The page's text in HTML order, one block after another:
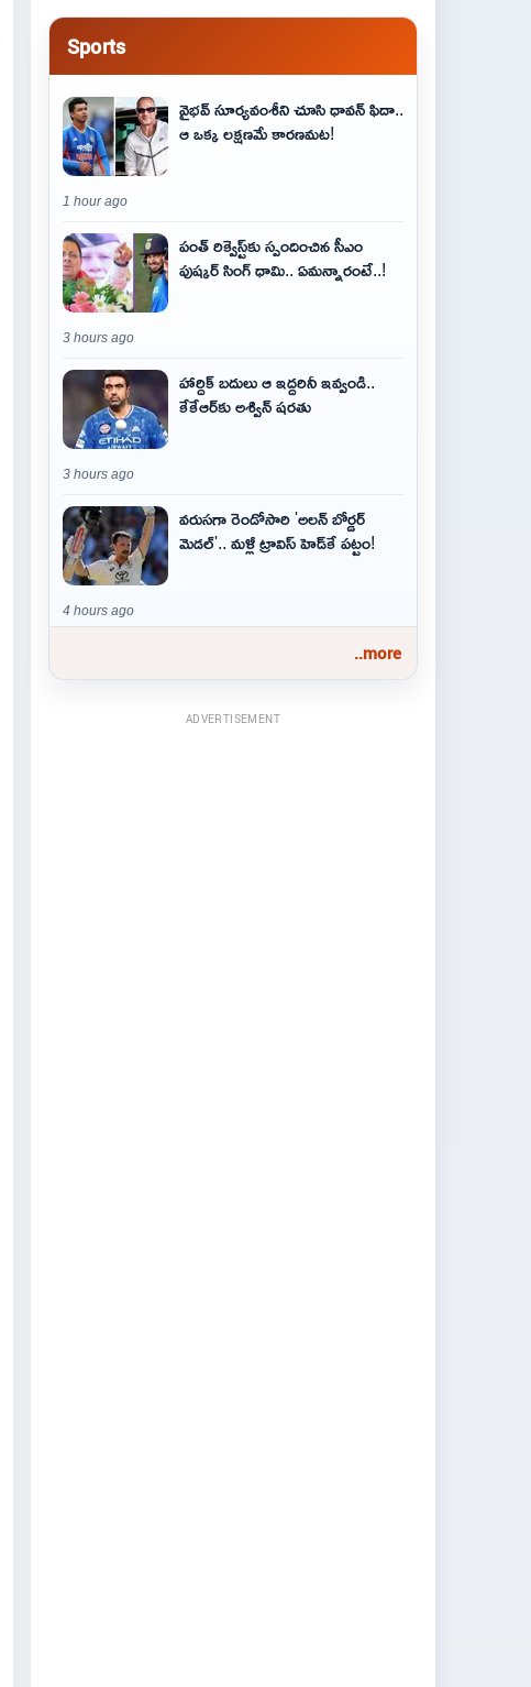
Sports
వైభవ్‌ సూర్యవంశీని చూసి ధావన్‌ ఫిదా..
ఆ ఒక్క లక్షణమే కారణమట!
1 hour ago
పంత్ రిక్వెస్ట్‌కు స్పందించిన సీఎం
పుష్కర్ సింగ్ ధామి.. ఏమ‌న్నారంటే..!
3 hours ago
హార్దిక్ బదులు ఆ ఇద్దరినీ ఇవ్వండి..
కేకేఆర్‌కు అశ్విన్ షరతు
3 hours ago
వరుసగా రెండోసారి 'అలన్ బోర్డర్
మెడల్'.. మళ్లీ ట్రావిస్ హెడ్‌కే పట్టం!
4 hours ago
..more
ADVERTISEMENT